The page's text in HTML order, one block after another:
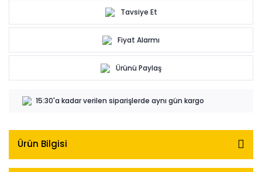
Tavsiye Et
Fiyat Alarmı
Ürünü Paylaş
15:30'a kadar verilen siparişlerde aynı gün kargo
Ürün Bilgisi